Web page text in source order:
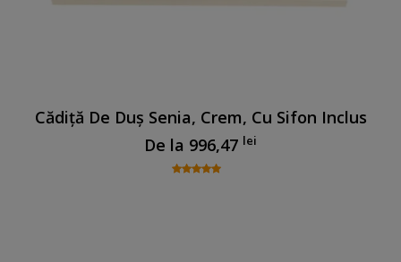
Cădiță De Duș Senia, Crem, Cu Sifon Inclus
De la 996,47 lei